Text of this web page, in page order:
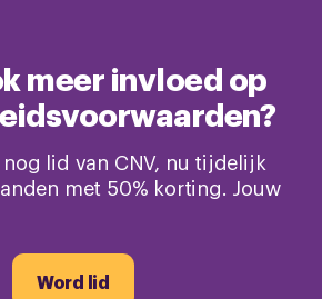
meer invloed op
lid van CNV, nu tijdelijk
met 50% korting. Jouw
Word lid